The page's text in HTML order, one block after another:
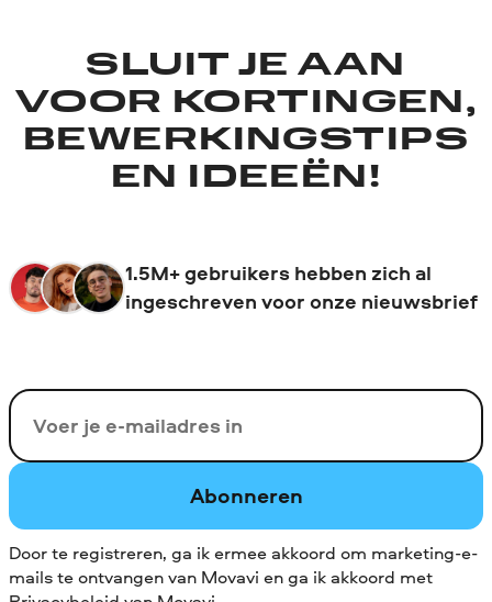
SLUIT JE AAN
VOOR KORTINGEN,
BEWERKINGSTIPS
EN IDEEËN!
1.5M+ gebruikers hebben zich al
ingeschreven voor onze nieuwsbrief
Uw e-mail
Abonneren
Door te registreren, ga ik ermee akkoord om marketing-e-
mails te ontvangen van Movavi en ga ik akkoord met